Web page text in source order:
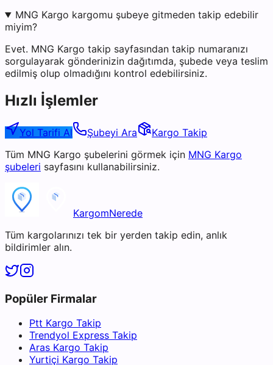
MNG Kargo kargomu şubeye gitmeden takip edebilir
miyim?
Evet. MNG Kargo takip sayfasından takip numaranızı
sorgulayarak gönderinizin dağıtımda, şubede veya teslim
edilmiş olup olmadığını kontrol edebilirsiniz.
Hızlı İşlemler
Yol Tarifi Al Şubeyi Ara
Kargo Takip
Tüm MNG Kargo şubelerini görmek için MNG Kargo
şubeleri sayfasını kullanabilirsiniz.
KargomNerede
Tüm kargolarınızı tek bir yerden takip edin, anlık
bildirimler alın.
Popüler Firmalar
Ptt Kargo Takip
Trendyol Express Takip
Aras Kargo Takip
Yurtiçi Kargo Takip